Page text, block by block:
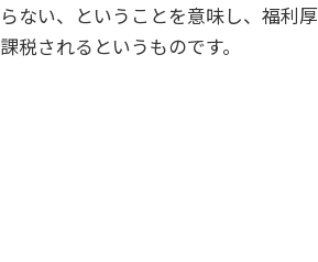
らない、ということを意味し、福利
課税されるというものです。